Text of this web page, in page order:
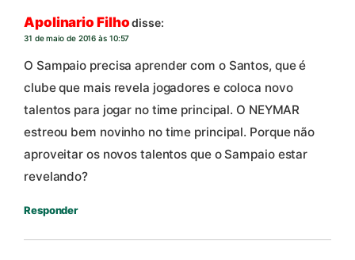
Apolinario Filhodisse:
31 de maio de 2016 às 10:57
O Sampaio precisa aprender com o Santos, que é
clube que mais revela jogadores e coloca novo
talentos para jogar no time principal. O NEYMAR
estreou bem novinho no time principal. Porque não
aproveitar os novos talentos que o Sampaio estar
revelando?
Responder